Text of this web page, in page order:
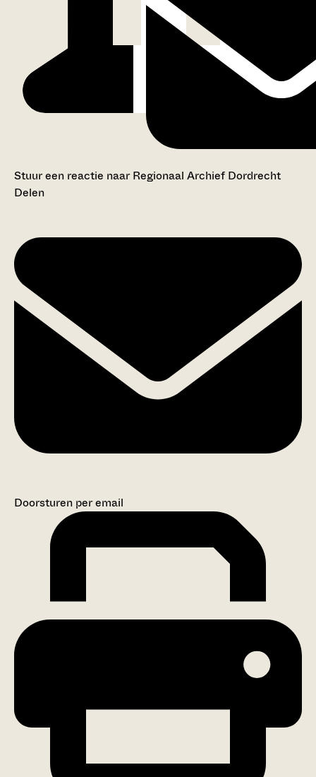
Stuur een reactie naar Regionaal Archief Dordrecht
Delen
Doorsturen per email